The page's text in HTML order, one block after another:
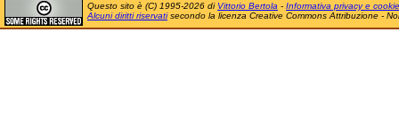
Questo sito è (C) 1995-2026 di Vittorio Bertola - Informativa privacy e cookie
Alcuni diritti riservatisecondo la licenza Creative Commons Attribuzione -